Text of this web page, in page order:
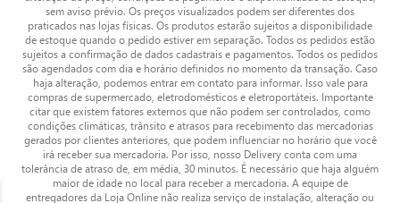
sem aviso prévio. Os preços visualizados podem ser diferentes dos
praticados nas lojas físicas. Os produtos estarão sujeitos a disponibilidade
de estoque quando o pedido estiver em separação. Todos os pedidos estão
sujeitos a confirmação de dados cadastrais e pagamentos. Todos os pedidos
são agendados com dia e horário definidos no momento da transação. Caso
haja alteração, podemos entrar em contato para informar. Isso vale para
compras de supermercado, eletrodomésticos e eletroportáteis. Importante
citar que existem fatores externos que não podem ser controlados, como
condições climáticas, trânsito e atrasos para recebimento das mercadorias
gerados por clientes anteriores, que podem influenciar no horário que você
irá receber sua mercadoria. Por isso, nosso Delivery conta com uma
tolerância de atraso de, em média, 30 minutos. É necessário que haja alguém
maior de idade no local para receber a mercadoria. A equipe de
entregadores da Loja Online não realiza serviço de instalação, alteração ou